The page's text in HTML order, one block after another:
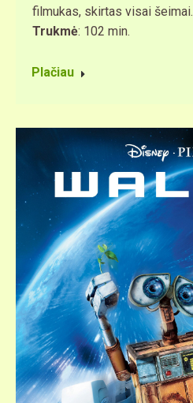
filmukas, skirtas visai šeimai.
Trukmė: 102 min.
Plačiau